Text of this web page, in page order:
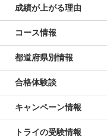
成績が上がる理由
コース情報
都道府県別情報
合格体験談
キャンペーン情報
トライの受験情報